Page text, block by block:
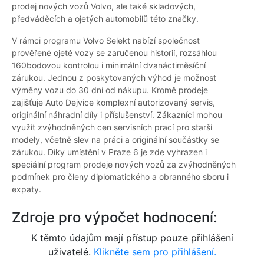
prodej nových vozů Volvo, ale také skladových,
předváděcích a ojetých automobilů této značky.
V rámci programu Volvo Selekt nabízí společnost
prověřené ojeté vozy se zaručenou historií, rozsáhlou
160bodovou kontrolou i minimální dvanáctiměsíční
zárukou. Jednou z poskytovaných výhod je možnost
výměny vozu do 30 dní od nákupu. Kromě prodeje
zajišťuje Auto Dejvice komplexní autorizovaný servis,
originální náhradní díly i příslušenství. Zákazníci mohou
využít zvýhodněných cen servisních prací pro starší
modely, včetně slev na práci a originální součástky se
zárukou. Díky umístění v Praze 6 je zde vyhrazen i
speciální program prodeje nových vozů za zvýhodněných
podmínek pro členy diplomatického a obranného sboru i
expaty.
Zdroje pro výpočet hodnocení:
K těmto údajům mají přístup pouze přihlášení
uživatelé. Klikněte sem pro přihlášení.